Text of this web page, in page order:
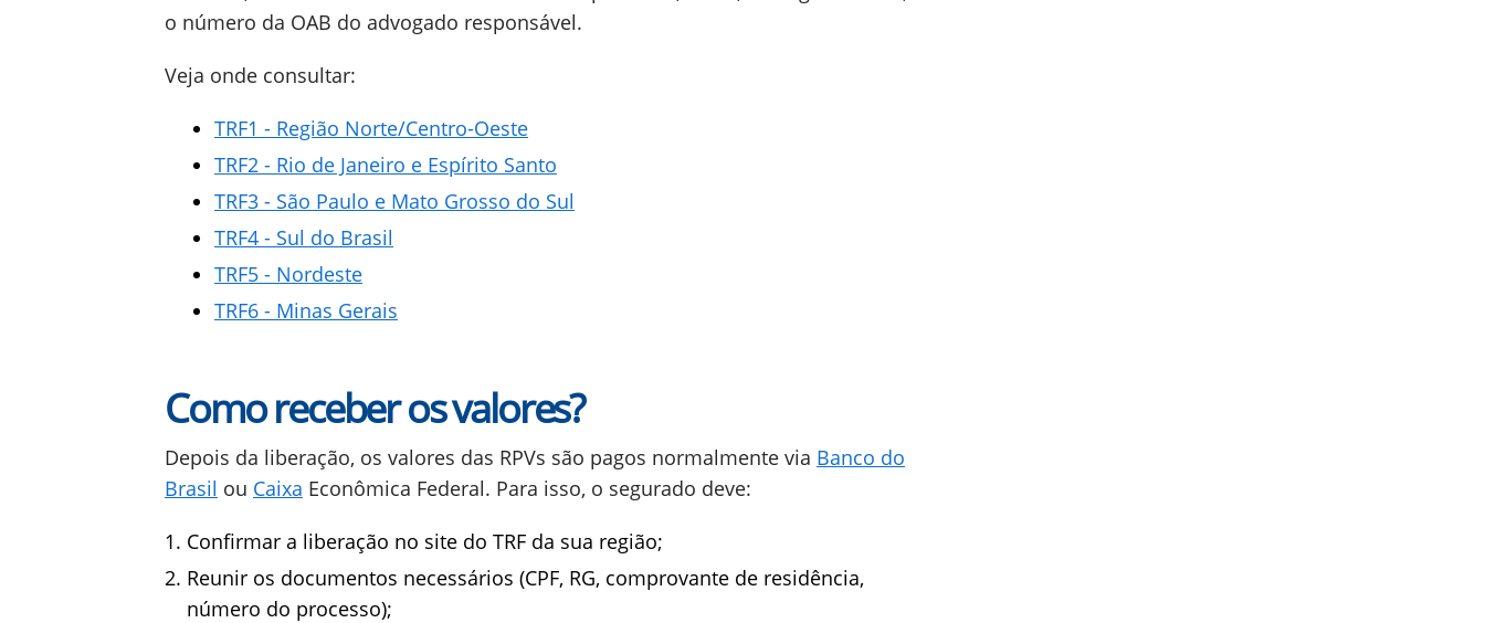
o número da OAB do advogado responsável.
Veja onde consultar:
TRF1 - Região Norte/Centro-Oeste
TRF2 - Rio de Janeiro e Espírito Santo
TRF3 - São Paulo e Mato Grosso do Sul
TRF4 - Sul do Brasil
TRF5 - Nordeste
TRF6 - Minas Gerais
Como receber os valores?
Depois da liberação, os valores das RPVs são pagos normalmente via Banco do
Brasil ou Caixa Econômica Federal. Para isso, o segurado deve:
Confirmar a liberação no site do TRF da sua região;
Reunir os documentos necessários (CPF, RG, comprovante de residência,
número do processo);